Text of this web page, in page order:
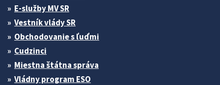
E-služby MV SR
Vestník vlády SR
Obchodovanie s ľuďmi
Cudzinci
Miestna štátna správa
Vládny program ESO